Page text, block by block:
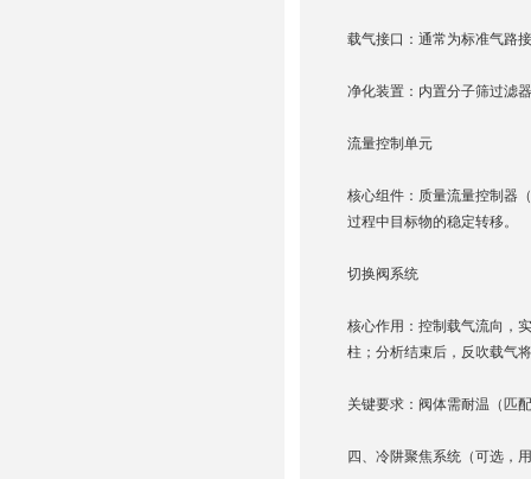
载气接口：通常为标准气路
净化装置：内置分子筛过滤
流量控制单元
核心组件：质量流量控制器
过程中目标物的稳定转移。
切换阀系统
核心作用：控制载气流向，
柱；分析结束后，反吹载气
关键要求：阀体需耐温（匹
四、冷阱聚焦系统（可选，